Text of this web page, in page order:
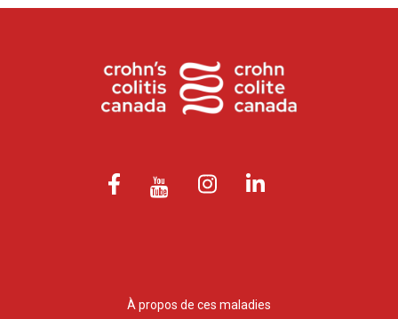
À propos de ces maladies